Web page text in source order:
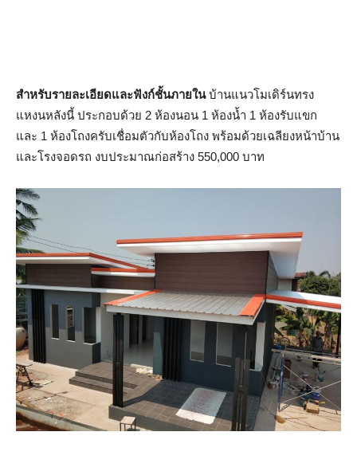
สำหรับรายละเอียดและฟังก์ชั้นภายในบ้านแนวโมเดิร์นทรง
แหงนหลังนี้ ประกอบด้วย 2 ห้องนอน 1 ห้องน้ำ 1 ห้องรับแขก
และ 1 ห้องโถงครับเชื่อมตัวกับห้องโถง พร้อมด้วยเฉลียงหน้าบ้าน
และโรงจอดรถ งบประมาณก่อสร้าง 550,000 บาท